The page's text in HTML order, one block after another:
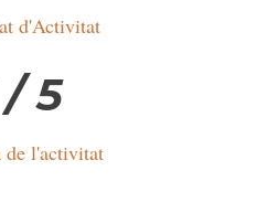
d'Activitat
/ 5
de l'activitat